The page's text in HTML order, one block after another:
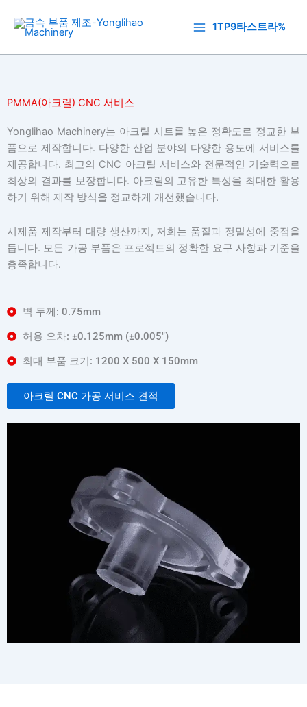
로
뛰
1TP9타스트라%
PMMA(아크릴) CNC 서비스
Yonglihao Machinery는 아크릴 시트를 높은 정확도로 정교한 부
품으로 제작합니다. 다양한 산업 분야의 다양한 용도에 서비스를
제공합니다. 최고의 CNC 아크릴 서비스와 전문적인 기술력으로
최상의 결과를 보장합니다. 아크릴의 고유한 특성을 최대한 활용
하기 위해 제작 방식을 정교하게 개선했습니다.
시제품 제작부터 대량 생산까지, 저희는 품질과 정밀성에 중점을
둡니다. 모든 가공 부품은 프로젝트의 정확한 요구 사항과 기준을
충족합니다.
벽 두께: 0.75mm
허용 오차: ±0.125mm (±0.005″)
최대 부품 크기: 1200 X 500 X 150mm
아크릴 CNC 가공 서비스 견적